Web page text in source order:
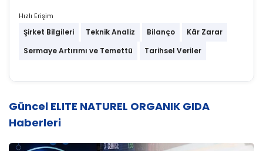
Hızlı Erişim
Şirket Bilgileri Teknik Analiz Bilanço
Kâr Zarar
Sermaye Artırımı ve Temettü
Tarihsel Veriler
Güncel ELITE NATUREL ORGANIK GIDA
Haberleri